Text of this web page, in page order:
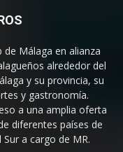
Málaga en alianza
alrededor del
y su provincia, su
y gastronomía.
a una amplia oferta
diferentes países de
a cargo de MR.